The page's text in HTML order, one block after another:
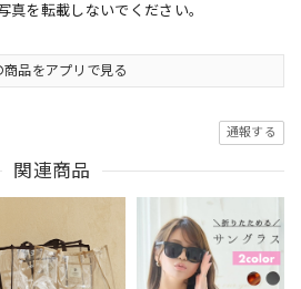
真を転載しないでください。
商品をアプリで見る
通報する
関連商品